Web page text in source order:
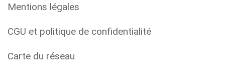
Mentions légales
CGU et politique de confidentialité
Carte du réseau